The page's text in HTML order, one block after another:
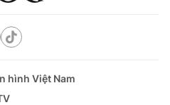
hình Việt Nam